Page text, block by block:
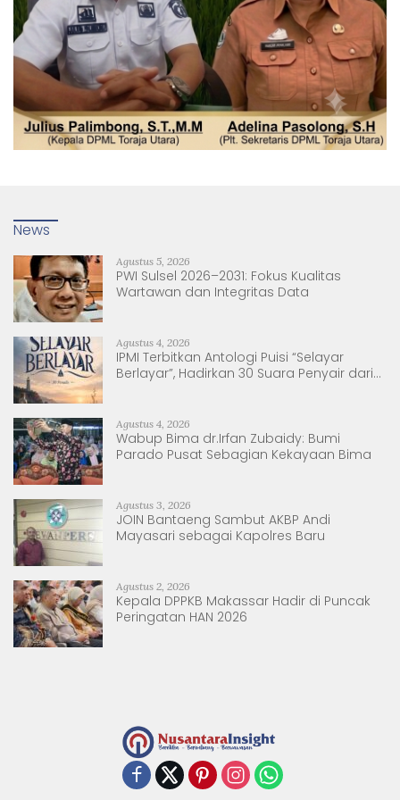
News
Agustus 5, 2026
PWI Sulsel 2026–2031: Fokus Kualitas
Wartawan dan Integritas Data
Agustus 4, 2026
IPMI Terbitkan Antologi Puisi “Selayar
Berlayar”, Hadirkan 30 Suara Penyair dari
Agustus 4, 2026
Wabup Bima dr.Irfan Zubaidy: Bumi
Parado Pusat Sebagian Kekayaan Bima
Agustus 3, 2026
JOIN Bantaeng Sambut AKBP Andi
Mayasari sebagai Kapolres Baru
Agustus 2, 2026
Kepala DPPKB Makassar Hadir di Puncak
Peringatan HAN 2026